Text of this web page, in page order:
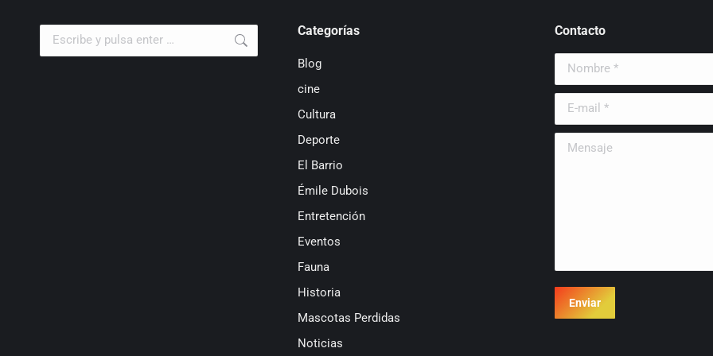
Buscar: Categorías
Blog
cine
Cultura
Deporte
El Barrio
Émile Dubois
Entretención
Eventos
Fauna
Historia
Mascotas Perdidas
Noticias
Contacto
Nombre *
E-mail *
Mensaje
Enviar